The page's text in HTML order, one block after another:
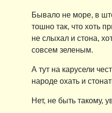
Бывало не море, в
тошно так, что хоть
не слыхал и стона,
совсем зеленым.
А тут на карусели
народе охать и
Нет, не быть такому,